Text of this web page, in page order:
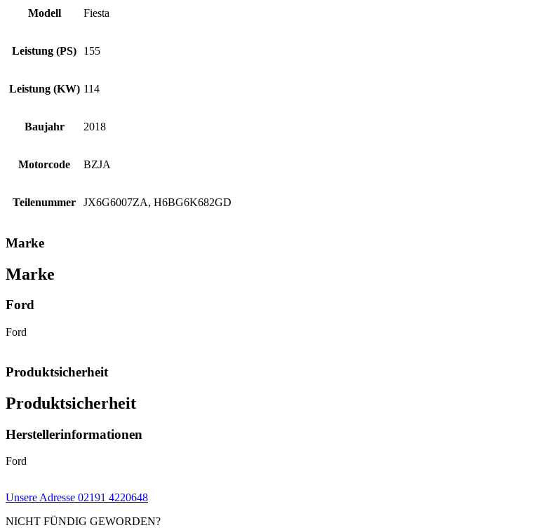
Modell Fiesta
Leistung (PS) 155
Leistung (KW) 114
Baujahr 2018
Motorcode BZJA
Teilenummer JX6G6007ZA, H6BG6K682GD
Marke
Marke
Ford
Ford
Produktsicherheit
Produktsicherheit
Herstellerinformationen
Ford
Unsere Adresse 02191 4220648
NICHT FÜNDIG GEWORDEN?